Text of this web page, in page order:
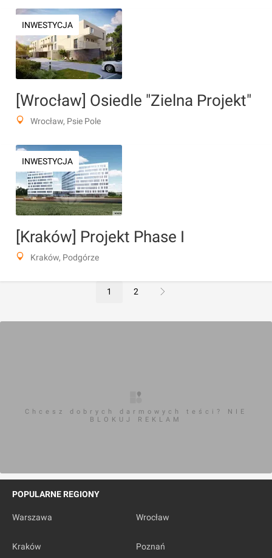
INWESTYCJA
[Wrocław] Osiedle "Zielna Projekt"
Wrocław, Psie Pole
INWESTYCJA
[Kraków] Projekt Phase I
Kraków, Podgórze
1 2
Chcesz dobrych darmowych teści? NIE
BLOKUJ REKLAM
POPULARNE REGIONY
Warszawa Wrocław
Kraków Poznań